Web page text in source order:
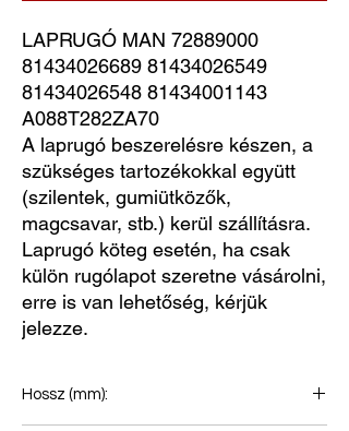
LAPRUGÓ MAN 72889000
81434026689 81434026549
81434026548 81434001143
A088T282ZA70
A laprugó beszerelésre készen, a
szükséges tartozékokkal együtt
(szilentek, gumiütközők,
magcsavar, stb.) kerül szállításra.
Laprugó köteg esetén, ha csak
külön rugólapot szeretne vásárolni,
erre is van lehetőség, kérjük
jelezze.
Hossz (mm):